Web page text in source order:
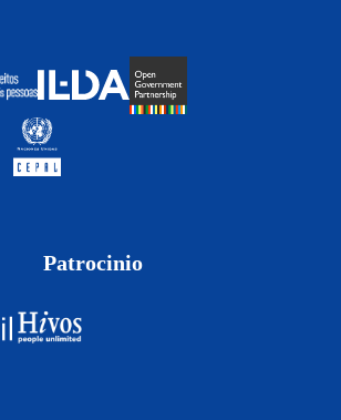
Patrocinio